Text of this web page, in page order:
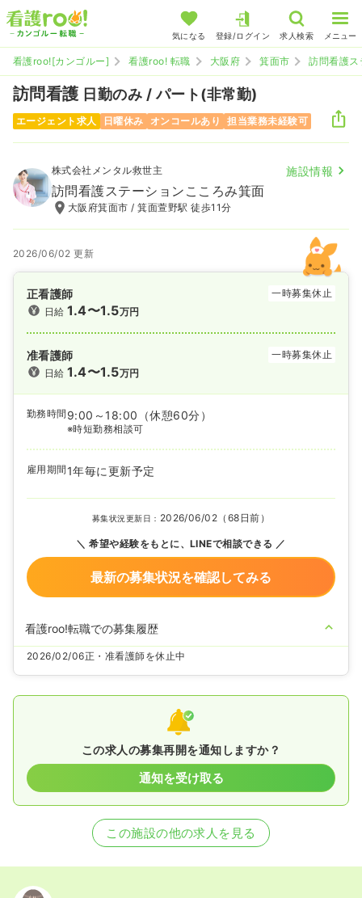
気になる 登録/ログイン 求人検索 メニュー
看護roo![カンゴルー] 看護roo! 転職 大阪府 箕面市 訪問看護
訪問看護 日勤のみ / パート(非常勤)
エージェント求人 日曜休み オンコールあり 担当業務未経験可
株式会社メンタル救世主 施設情報
訪問看護ステーションこころみ箕面
大阪府箕面市 / 箕面萱野駅 徒歩11分
2026/06/02 更新
正看護師
一時募集休止
日給1.4〜1.5万円
准看護師
一時募集休止
日給1.4〜1.5万円
勤務時間 9:00～18:00 （休憩60分）
※時短勤務相談可
雇用期間 1年毎に更新予定
募集状況更新日： 2026/06/02（68日前）
希望や経験をもとに、LINEで相談できる
最新の募集状況を確認してみる
看護roo!転職での募集履歴
2026/02/06正・准看護師を休止中
この求人の募集再開を通知しますか？
通知を受け取る
この施設の他の求人を見る